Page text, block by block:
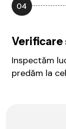
04
Verificare
Inspectăm
predăm la